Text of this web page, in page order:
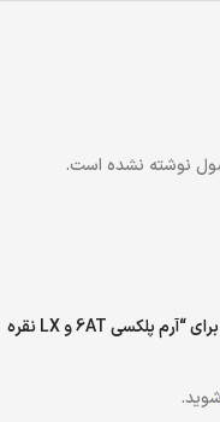
نوشته نشده است.
اولین نفری باشید که دیدگاهی را ارسال می کنید برای “آرم پلکسی 6AT و LX نقره
شوید.